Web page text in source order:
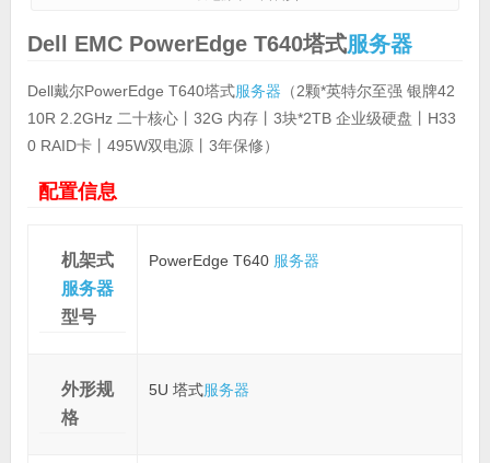
Dell EMC PowerEdge T640塔式服务器
Dell戴尔PowerEdge T640塔式服务器 （2颗*英特尔至强 银牌42
10R 2.2GHz 二十核心丨32G 内存丨3块*2TB 企业级硬盘丨H33
0 RAID卡丨495W双电源丨3年保修）
配置信息
机架式
服务器
型号
PowerEdge T640 服务器
外形规
格
5U 塔式服务器